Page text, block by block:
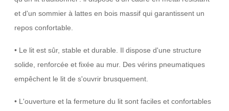
et d'un sommier à lattes en bois massif qui garantissent un
repos confortable.
• Le lit est sûr, stable et durable. Il dispose d'une structure
solide, renforcée et fixée au mur. Des vérins pneumatiques
empêchent le lit de s'ouvrir brusquement.
• L'ouverture et la fermeture du lit sont faciles et confortables